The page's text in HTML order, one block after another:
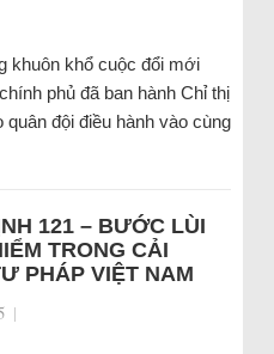
khuôn khổ cuộc đổi mới
phủ đã ban hành Chỉ thị
đội điều hành vào cùng
121 – BƯỚC LÙI
TRONG CẢI
PHÁP VIỆT NAM
|